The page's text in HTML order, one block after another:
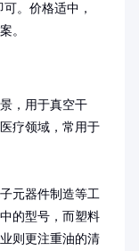
。价格适中，
。
，用于真空干
疗领域，常用于
元器件制造等工
的型号，而塑料
则更注重油的清